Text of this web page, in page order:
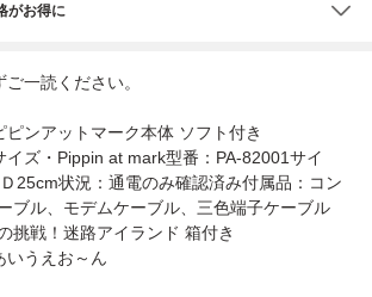
がお得に
一読ください。
ピンアットマーク本体 ソフト付き
イズ・Pippin at mark型番：PA-82001サイ
25cm状況：通電のみ確認済み付属品：コン
ブル、モデムケーブル、三色端子ケーブル
挑戦！迷路アイランド 箱付き
いうえお～ん